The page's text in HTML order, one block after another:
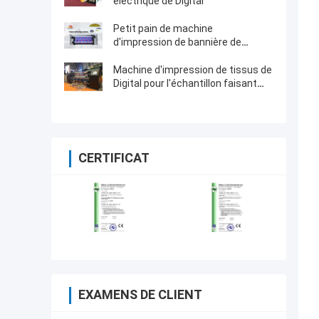
Petit pain de machine
d'impression de bannière de
jet d'encre de Digital pour rouler le
type
Machine d'impression de tissus de
Digital pour l'échantillon faisant
CERTIFICAT
EXAMENS DE CLIENT